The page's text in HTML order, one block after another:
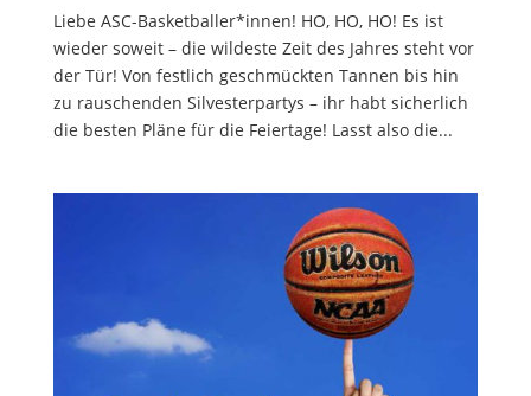
Liebe ASC-Basketballer*innen! HO, HO, HO! Es ist
wieder soweit – die wildeste Zeit des Jahres steht vor
der Tür! Von festlich geschmückten Tannen bis hin
zu rauschenden Silvesterpartys – ihr habt sicherlich
die besten Pläne für die Feiertage! Lasst also die...